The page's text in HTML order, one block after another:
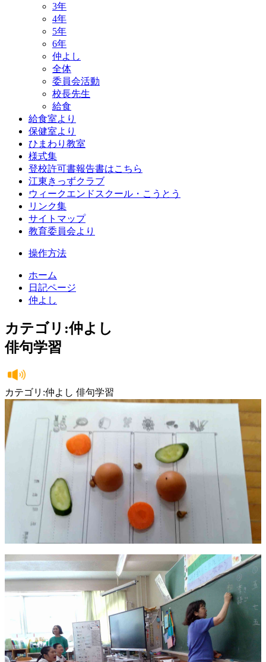
3年
4年
5年
6年
仲よし
全体
委員会活動
校長先生
給食
給食室より
保健室より
ひまわり教室
様式集
登校許可書報告書はこちら
江東きっずクラブ
ウィークエンドスクール・こうとう
リンク集
サイトマップ
教育委員会より
操作方法
ホーム
日記ページ
仲よし
カテゴリ:仲よし
俳句学習
カテゴリ:仲よし 俳句学習